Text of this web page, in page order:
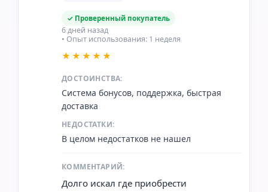
✓ Проверенный покупатель
6 дней назад
• Опыт использования: 1 неделя
★★★★★
ДОСТОИНСТВА:
Система бонусов, поддержка, быстрая
доставка
НЕДОСТАТКИ:
В целом недостатков не нашел
КОММЕНТАРИЙ:
Долго искал где приобрести